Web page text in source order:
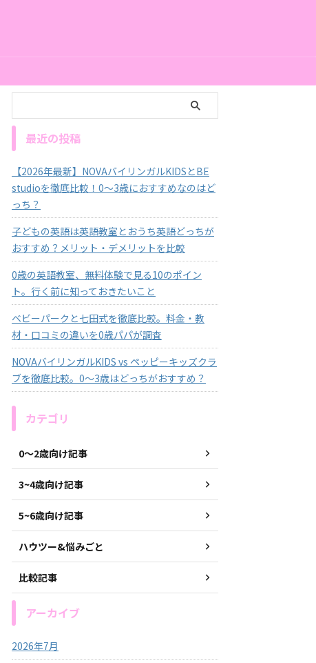
最近の投稿
【2026年最新】NOVAバイリンガルKIDSとBE
studioを徹底比較！0～3歳におすすめなのはど
っち？
子どもの英語は英語教室とおうち英語どっちが
おすすめ？メリット・デメリットを比較
0歳の英語教室、無料体験で見る10のポイン
ト。行く前に知っておきたいこと
ベビーパークと七田式を徹底比較。料金・教
材・口コミの違いを0歳パパが調査
NOVAバイリンガルKIDS vs ペッピーキッズクラ
ブを徹底比較。0〜3歳はどっちがおすすめ？
カテゴリ
0〜2歳向け記事
3~4歳向け記事
5~6歳向け記事
ハウツー&悩みごと
比較記事
アーカイブ
2026年7月